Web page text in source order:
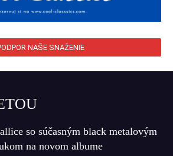
NAŠE SNAŽENIE
so súčasným black metalovým
na novom albume